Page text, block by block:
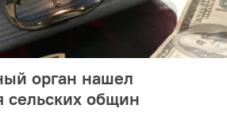
орган нашел
сельских общин